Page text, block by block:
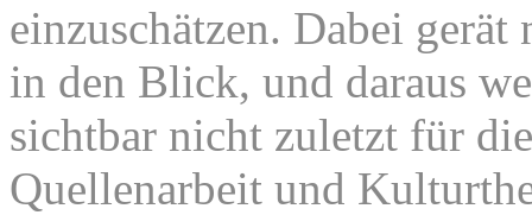
einzuschätzen. Dabei gerät
in den Blick, und daraus
sichtbar nicht zuletzt für
Quellenarbeit und